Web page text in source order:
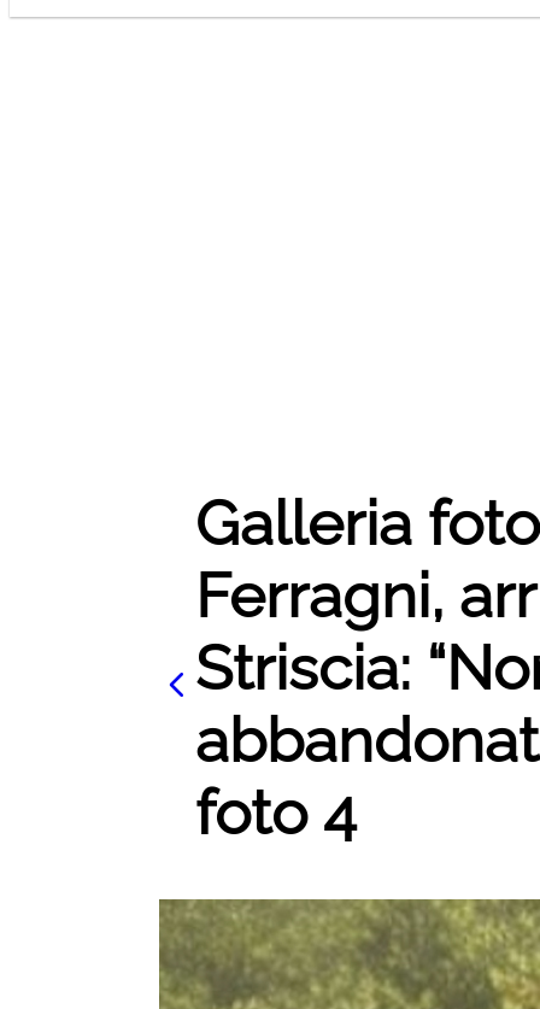
Galleria
Ferragni,
Striscia:
foto 4